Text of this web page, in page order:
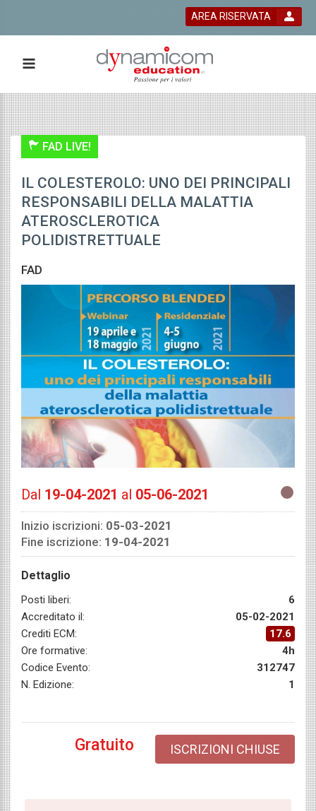
bla
AREA RISERVATA
FAD LIVE!
IL COLESTEROLO: UNO DEI PRINCIPALI
RESPONSABILI DELLA MALATTIA
ATEROSCLEROTICA
POLIDISTRETTUALE
FAD
Dal 19-04-2021 al 05-06-2021
Inizio iscrizioni: 05-03-2021
Fine iscrizione: 19-04-2021
Dettaglio
Posti liberi:
6
Accreditato il:
05-02-2021
Crediti ECM:
17.6
Ore formative:
4h
Codice Evento:
312747
N. Edizione:
1
ISCRIZIONI CHIUSE
Gratuito